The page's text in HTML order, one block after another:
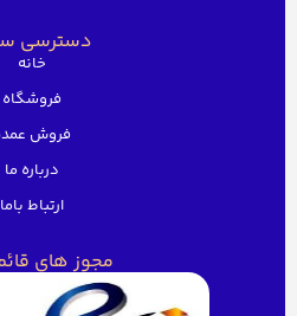
دسترسی
خانه
فروشگاه
فروش
درباره ما
ارتباط باما
مجوز های